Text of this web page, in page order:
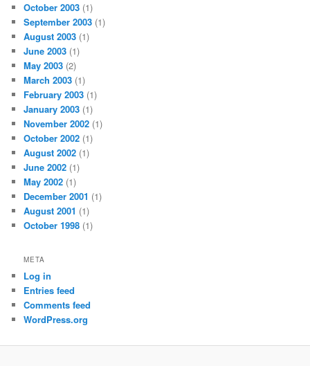
October 2003 (1)
September 2003 (1)
August 2003 (1)
June 2003 (1)
May 2003 (2)
March 2003 (1)
February 2003 (1)
January 2003 (1)
November 2002 (1)
October 2002 (1)
August 2002 (1)
June 2002 (1)
May 2002 (1)
December 2001 (1)
August 2001 (1)
October 1998 (1)
META
Log in
Entries feed
Comments feed
WordPress.org